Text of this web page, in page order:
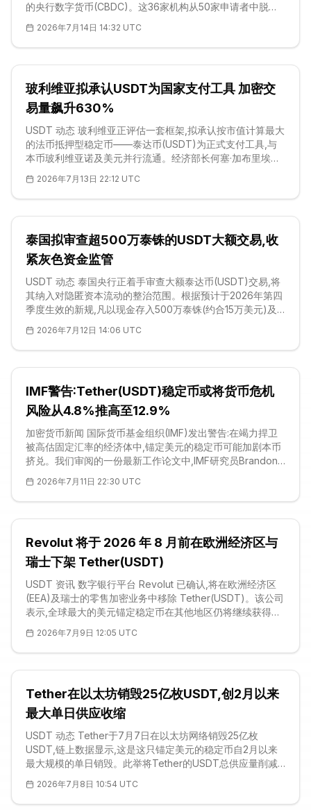
的央行数字货币(CBDC)。这36家机构从50家申请者中脱颖
银行、Revolut、Adyen、SumUp、UniCredit与
Worldline。试点定于2027年下半年启动,将在欧洲央行以及
欧元区19家成员国央行的范围内,测试该货币的测试版
的信号,足以推动项目在本世纪末走向可能的发行决定,并刻意
将数字欧元定位为公共支付基础设施,而非投机性的<
2026年7月14日 14:32 UTC
玻利维亚拟承认USDT为国家支付工具 加密交
易量飙升630%
USDT 动态 玻利维亚正评估一套框架,拟承认按市值计算最大
的法币抵押型稳定币——泰达币(USDT)为正式支付工具,与
本币玻利维亚诺及美元并行流通。经济部长何塞·加布里埃尔·
审阶段,正权衡让Tether在支付、储蓄与贸易中像普通货币一
样流通的规则。目前尚未授予任何法定货币地位,任何落地都
将要求严格的反洗钱管控,因为玻利维亚仍被金融行动特别工
控的司法辖区
2026年7月13日 22:12 UTC
泰国拟审查超500万泰铢的USDT大额交易,收
紧灰色资金监管
USDT 动态 泰国央行正着手审查大额泰达币(USDT)交易,将
其纳入对隐匿资本流动的整治范围。根据预计于2026年第四
季度生效的新规,凡以现金存入500万泰铢(约合15万美元)及
盖实际受益人的交易模式后,把审查触角延伸至稳定币领域。
这一举措意味着,长期游离于主流银行监管之外的合规 Tether
活动,如今被并入央行适用于现金的同一套反洗钱框架。 泰国
2026年7月12日 14:06 UTC
IMF警告:Tether(USDT)稳定币或将货币危机
风险从4.8%推高至12.9%
加密货币新闻 国际货币基金组织(IMF)发出警告:在竭力捍卫
被高估固定汇率的经济体中,锚定美元的稳定币可能加剧本币
挤兑。我们审阅的一份最新工作论文中,IMF研究员Brandon
能提升整体福利,可一旦汇率脱锚严重失衡,它们反而会放大危
机风险。我们对论文的解读认为,核心隐患在于「协调」——
原本零散割裂的平行市场报价,被压缩成一个持续刷新的单一
重新定位为
2026年7月11日 22:30 UTC
Revolut 将于 2026 年 8 月前在欧洲经济区与
瑞士下架 Tether(USDT)
USDT 资讯 数字银行平台 Revolut 已确认,将在欧洲经济区
(EEA)及瑞士的零售加密业务中移除 Tether(USDT)。该公司
表示,全球最大的美元锚定稳定币在其他地区仍将继续获得支
架下对加密服务的例行审查。用户已收到通知:该代币将于
2026 年 8 月 31 日前从平台退出。这一决定收窄了
2026年7月9日 12:05 UTC
Tether在以太坊销毁25亿枚USDT,创2月以来
最大单日供应收缩
USDT 动态 Tether于7月7日在以太坊网络销毁25亿枚
USDT,链上数据显示,这是这只锚定美元的稳定币自2月以来
最大规模的单日销毁。此举将Tether的USDT总供应量削减
条链上。稳定币发行方在用户以法币赎回代币时例行销毁相
应代币,因此单看这一动作,如此规模的销毁本身并不构成明确
2026年7月8日 10:54 UTC